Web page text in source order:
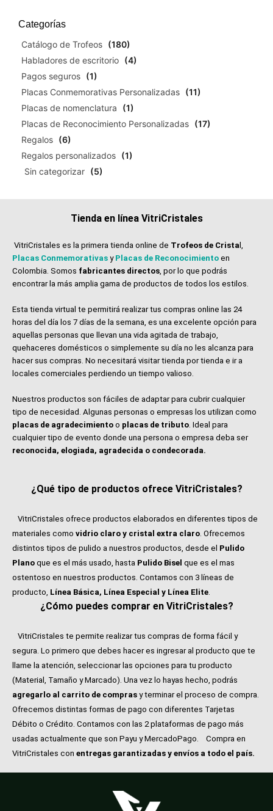
Categorías
Catálogo de Trofeos (180)
Habladores de escritorio (4)
Pagos seguros (1)
Placas Conmemorativas Personalizadas (11)
Placas de nomenclatura
(1)
Placas de Reconocimiento Personalizadas (17)
Regalos (6)
Regalos personalizados (1)
Sin categorizar (5)
Tienda en línea VitriCristales
VitriCristales es la primera tienda online de Trofeos de Crista l,
Placas Conmemorativas y Placas de Reconocimiento en
Colombia. Somos fabricantes directos, por lo que podrás
encontrar la más amplia gama de productos de todos los estilos.
Esta tienda virtual te permitirá realizar tus compras online las 24
horas del día los 7 días de la semana, es una excelente opción para
aquellas personas que llevan una vida agitada de trabajo,
quehaceres domésticos o simplemente su día no les alcanza para
hacer sus compras. No necesitará visitar tienda por tienda e ir a
locales comerciales perdiendo un tiempo valioso.
Nuestros productos son fáciles de adaptar para cubrir cualquier
tipo de necesidad. Algunas personas o empresas los utilizan como
placas de agradecimiento o placas de tributo. Ideal para
cualquier tipo de evento donde una persona o empresa deba ser
reconocida, elogiada, agradecida o condecorada.
¿Qué tipo de productos ofrece VitriCristales?
VitriCristales ofrece productos elaborados en diferentes tipos de
materiales como vidrio claro y cristal extra claro. Ofrecemos
distintos tipos de pulido a nuestros productos, desde el Pulido
Plano que es el más usado, hasta Pulido Bisel que es el mas
ostentoso en nuestros productos. Contamos con 3 líneas de
producto, Línea Básica, Línea Especial y Línea Elite.
¿Cómo puedes comprar en VitriCristales?
VitriCristales te permite realizar tus compras de forma fácil y
segura. Lo primero que debes hacer es ingresar al producto que te
llame la atención, seleccionar las opciones para tu producto
(Material, Tamaño y Marcado). Una vez lo hayas hecho, podrás
agregarlo al carrito de compras y terminar el proceso de compra.
Ofrecemos distintas formas de pago con diferentes Tarjetas
Débito o Crédito. Contamos con las 2 plataformas de pago más
usadas actualmente que son Payu y MercadoPago.
Compra en
VitriCristales con entregas garantizadas y envíos a todo el país.